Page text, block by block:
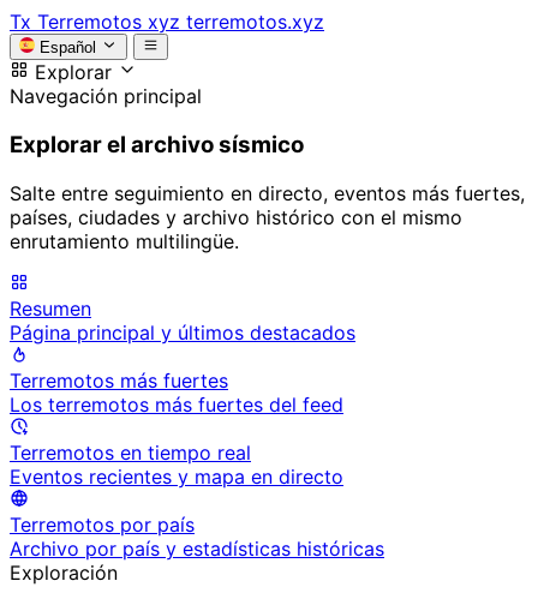
Tx Terremotos xyz terremotos.xyz
Español
Explorar
Navegación principal
Explorar el archivo sísmico
Salte entre seguimiento en directo, eventos más fuertes,
países, ciudades y archivo histórico con el mismo
enrutamiento multilingüe.
Resumen
Página principal y últimos destacados
Terremotos más fuertes
Los terremotos más fuertes del feed
Terremotos en tiempo real
Eventos recientes y mapa en directo
Terremotos por país
Archivo por país y estadísticas históricas
Exploración